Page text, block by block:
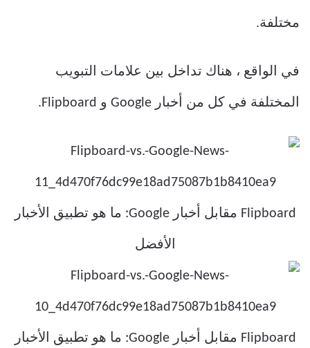
مختلفة.
في الواقع ، هناك تداخل بين علامات التبويب
المختلفة في كل من أخبار Google و Flipboard.